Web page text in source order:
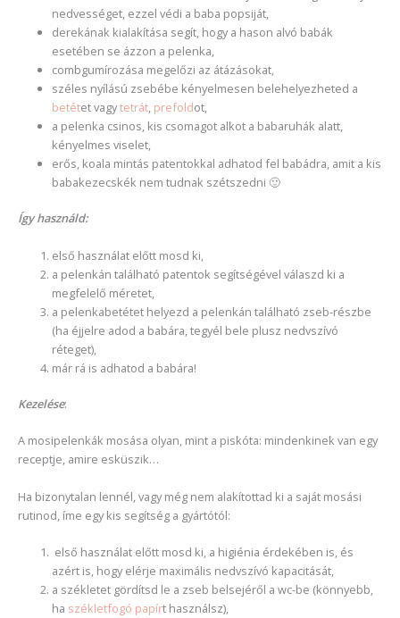
nedvességet, ezzel védi a baba popsiját,
derekának kialakítása segít, hogy a hason alvó babák
esetében se ázzon a pelenka,
combgumírozása megelőzi az átázásokat,
széles nyílású zsebébe kényelmesen belehelyezheted a
betétet vagytetrát, prefoldot,
a pelenka csinos, kis csomagot alkot a babaruhák alatt,
kényelmes viselet,
erős, koala mintás patentokkal adhatod fel babádra, amit a kis
babakezecskék nem tudnak szétszedni 🙂
Így használd:
első használat előtt mosd ki,
a pelenkán található patentok segítségével válaszd ki a
megfelelő méretet,
a pelenkabetétet helyezd a pelenkán található zseb-részbe
(ha éjjelre adod a babára, tegyél bele plusz nedvszívó
réteget),
már rá is adhatod a babára!
Kezelése:
A mosipelenkák mosása olyan, mint a piskóta: mindenkinek van egy
receptje, amire esküszik…
Ha bizonytalan lennél, vagy még nem alakítottad ki a saját mosási
rutinod, íme egy kis segítség a gyártótól:
első használat előtt mosd ki, a higiénia érdekében is, és
azért is, hogy elérje maximális nedvszívó kapacitását,
a székletet gördítsd le a zseb belsejéről a wc-be (könnyebb,
ha székletfogó papírt használsz),